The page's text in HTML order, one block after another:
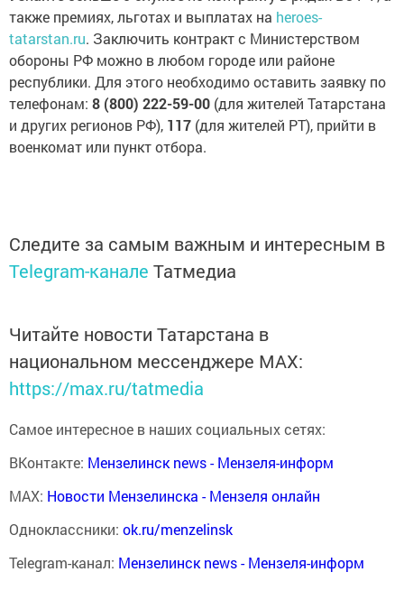
также премиях, льготах и выплатах на heroes-
tatarstan.ru. Заключить контракт с Министерством
обороны РФ можно в любом городе или районе
республики. Для этого необходимо оставить заявку по
телефонам: 8 (800) 222-59-00 (для жителей Татарстана
и других регионов РФ), 117 (для жителей РТ), прийти в
военкомат или пункт отбора.
Следите за самым важным и интересным в
Telegram-канале Татмедиа
Читайте новости Татарстана в
национальном мессенджере MАХ:
https://max.ru/tatmedia
Самое интересное в наших социальных сетях:
ВКонтакте: Мензелинск news - Мензеля-информ
MAX: Новости Мензелинска - Мензеля онлайн
Одноклассники: ok.ru/menzelinsk
Telegram-канал: Мензелинск news - Мензеля-информ